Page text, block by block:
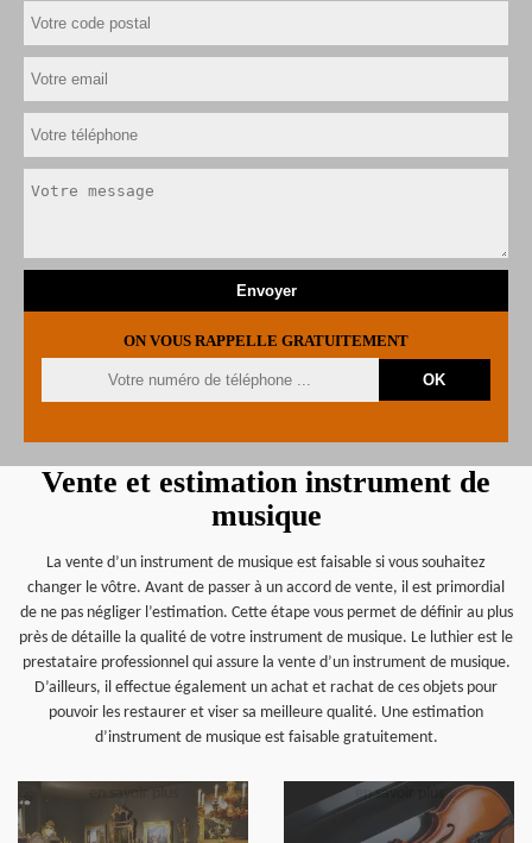
ON VOUS RAPPELLE GRATUITEMENT
Vente et estimation instrument de
musique
La vente d’un instrument de musique est faisable si vous souhaitez
changer le vôtre. Avant de passer à un accord de vente, il est primordial
de ne pas négliger l’estimation. Cette étape vous permet de définir au plus
près de détaille la qualité de votre instrument de musique. Le luthier est le
prestataire professionnel qui assure la vente d’un instrument de musique.
D’ailleurs, il effectue également un achat et rachat de ces objets pour
pouvoir les restaurer et viser sa meilleure qualité. Une estimation
d’instrument de musique est faisable gratuitement.
en savoir plus en savoir plus